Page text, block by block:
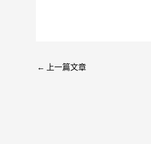
← 上一篇文章